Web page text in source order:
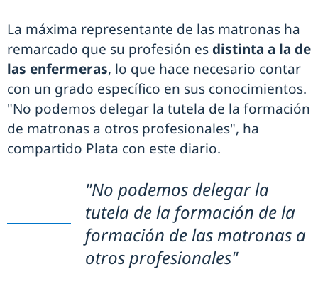
La máxima representante de las matronas ha
remarcado que su profesión es distinta a la de
las enfermeras, lo que hace necesario contar
con un grado específico en sus conocimientos.
"No podemos delegar la tutela de la formación
de matronas a otros profesionales", ha
compartido Plata con este diario.
"No podemos delegar la
tutela de la formación de la
formación de las matronas a
otros profesionales"